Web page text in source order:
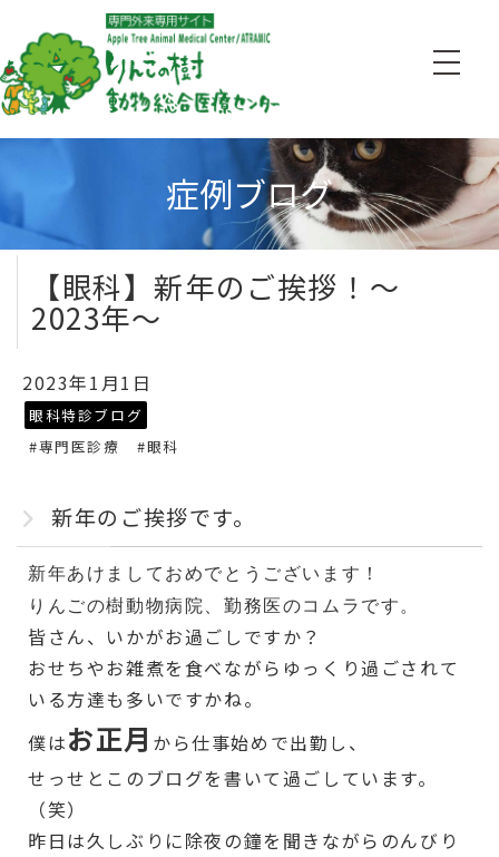
症例ブログ
【眼科】新年のご挨拶！～
2023年～
2023年1月1日
眼科特診ブログ
#専門医診療
#眼科
新年のご挨拶です。
新年あけましておめでとうございます！
りんごの樹動物病院、勤務医のコムラです。
皆さん、いかがお過ごしですか？
おせちやお雑煮を食べながらゆっくり過ごされて
いる方達も多いですかね。
僕はお正月 から仕事始めで出勤し、
せっせとこのブログを書いて過ごしています。
（笑）
昨日は久しぶりに除夜の鐘を聞きながらのんびり